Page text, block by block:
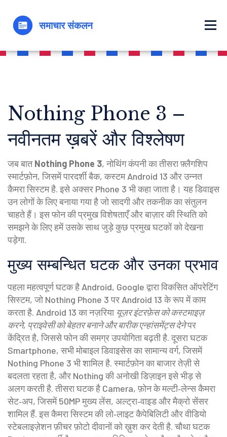
Nothing Phone 3 –
नवीनतम ख़बरें और विश्लेषण
जब बातNothing Phone 3,नोथिंग कंपनी का तीसरा फ़्लैगशिप
स्मार्टफ़ोन, जिसमें पारदर्शी बैक, कस्टम Android 13 और उन्नत
कैमरा सिस्टम है. इसे अक्सर Phone 3 भी कहा जाता है। यह डिवाइस
उन लोगों के लिए बनाया गया है जो सादगी और तकनीक का संतुलन
चाहते हैं। इस फोन की प्रमुख विशेषताएँ और बाज़ार की स्थिति को
समझने के लिए हमें उसके साथ जुड़े कुछ प्रमुख घटकों को देखना
पड़ेगा.
मुख्य सम्बन्धित घटक और उनका प्रभाव
पहला महत्वपूर्ण घटक है Android, Google द्वारा विकसित ऑपरेटिंग
सिस्टम, जो Nothing Phone 3 पर Android 13 के रूप में काम
करता है. Android 13 का नज़रिया यूज़र इंटरफ़ेस को कस्टमाइज़
करने, प्राइवेसी को बेहतर बनाने और बारीक एन्हांसमेंट्स देनेपर
केंद्रित है, जिससे फोन की समग्र उपयोगिता बढ़ती है. दूसरा घटक
Smartphone,सभी मोबाइल डिवाइसेस का सामान्य वर्ग, जिसमें
Nothing Phone 3 भी शामिल है. स्मार्टफ़ोन का बाजार तेज़ी से
बदलता रहता है, और Nothing की अनोखी डिज़ाइन इसे भीड़ से
अलग करती है. तीसरा घटक है Camera,फ़ोन के मल्टी‑लेन्स कैमरा
सेट‑अप, जिसमें 50MP मुख्य लेंस, अल्ट्रा‑वाइड और मैक्रो सेंसर
शामिल हैं. इस कैमरा सिस्टम की लो‑लाइट कैपेबिलिटी और वीडियो
स्टेबलाइज़ेशन फ़ीचर फ़ोटो दीवानों को ख़ुश कर देती है. चौथा घटक